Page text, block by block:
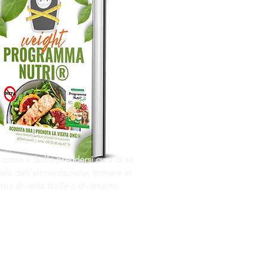
come è facile prendersi cura di sé